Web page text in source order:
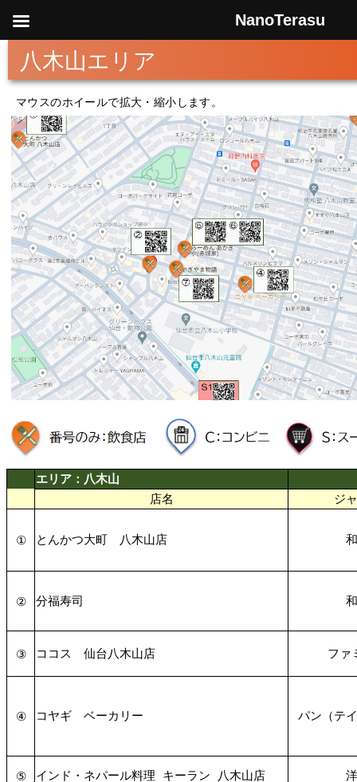
八木山エリア
マウスのホイールで拡大・縮小します。
NanoTerasu